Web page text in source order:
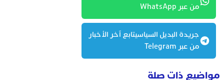
من عبر WhatsApp
جريدة البديل السياسيتابع آخر الأخبار
من عبر Telegram
مواضيع ذات صلة